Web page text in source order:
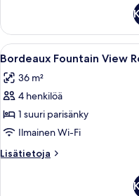
Queens
kuvat
Strip
View
Room
Queens
Avaa
kaikki
huonetyypin
Bordeaux
Fountain
View
Room
King
4
Bordeaux Fountain View
36 m²
4 henkilöä
1 suuri parisänky
Ilmainen Wi-Fi
Lisätietoja
Lisätietoja